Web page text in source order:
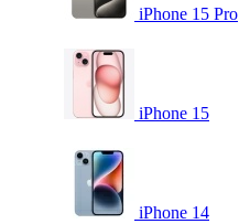
iPhone 15 Pro
iPhone 15
iPhone 14